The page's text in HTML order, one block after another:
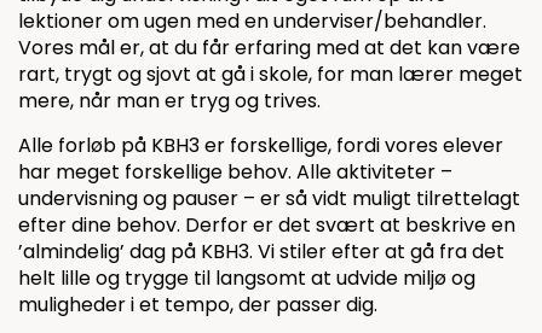
lektioner om ugen med en underviser/behandler.
Vores mål er, at du får erfaring med at det kan være
rart, trygt og sjovt at gå i skole, for man lærer meget
mere, når man er tryg og trives.
Alle forløb på KBH3 er forskellige, fordi vores elever
har meget forskellige behov. Alle aktiviteter –
undervisning og pauser – er så vidt muligt tilrettelagt
efter dine behov. Derfor er det svært at beskrive en
’almindelig’ dag på KBH3. Vi stiler efter at gå fra det
helt lille og trygge til langsomt at udvide miljø og
muligheder i et tempo, der passer dig.